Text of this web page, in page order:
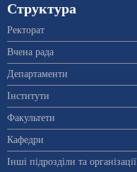
Структура
Ректорат
Вчена рада
Департаменти
Інститути
Факультети
Кафедри
Інші підрозділи та організації